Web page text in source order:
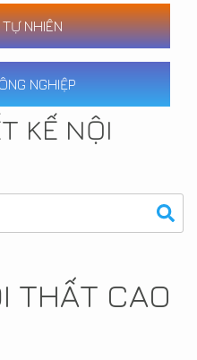
NHIÊN
NGHIỆP
KẾ NỘI
THẤT CAO